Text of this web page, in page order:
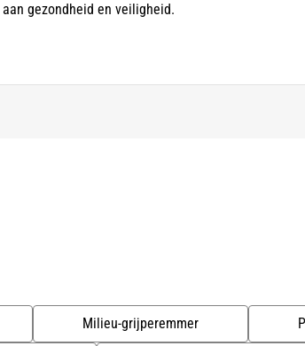
gezondheid en veiligheid.
Milieu-grijperemmer